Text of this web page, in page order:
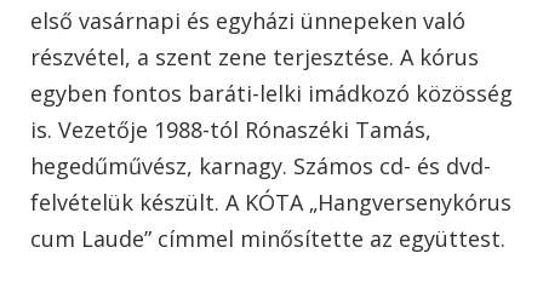
első vasárnapi és egyházi ünnepeken való
részvétel, a szent zene terjesztése. A kórus
egyben fontos baráti-lelki imádkozó közösség
is. Vezetője 1988-tól Rónaszéki Tamás,
hegedűművész, karnagy. Számos cd- és dvd-
felvételük készült. A KÓTA „Hangversenykórus
cum Laude” címmel minősítette az együttest.